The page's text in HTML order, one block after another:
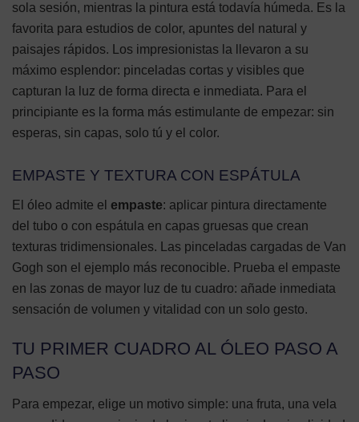
sola sesión, mientras la pintura está todavía húmeda. Es la
favorita para estudios de color, apuntes del natural y
paisajes rápidos. Los impresionistas la llevaron a su
máximo esplendor: pinceladas cortas y visibles que
capturan la luz de forma directa e inmediata. Para el
principiante es la forma más estimulante de empezar: sin
esperas, sin capas, solo tú y el color.
EMPASTE Y TEXTURA CON ESPÁTULA
El óleo admite el empaste: aplicar pintura directamente
del tubo o con espátula en capas gruesas que crean
texturas tridimensionales. Las pinceladas cargadas de Van
Gogh son el ejemplo más reconocible. Prueba el empaste
en las zonas de mayor luz de tu cuadro: añade inmediata
sensación de volumen y vitalidad con un solo gesto.
TU PRIMER CUADRO AL ÓLEO PASO A
PASO
Para empezar, elige un motivo simple: una fruta, una vela